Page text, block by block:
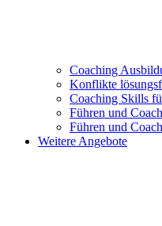
Coaching
Konflikte
Coaching Skills
Führen und
Führen und
Weitere Angebote